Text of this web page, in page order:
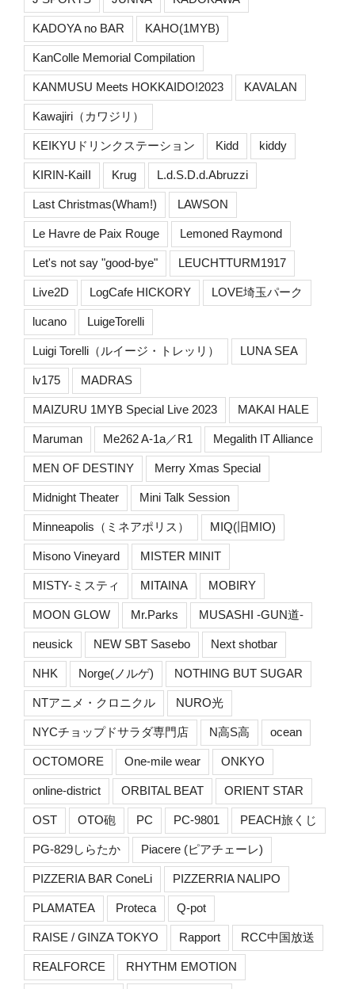
KADOYA no BAR KAHO(1MYB)
KanColle Memorial Compilation
KANMUSU Meets HOKKAIDO!2023 KAVALAN
Kawajiri（カワジリ）
KEIKYUドリンクステーション Kidd kiddy
KIRIN-KaiII Krug L.d.S.D.d.Abruzzi
Last Christmas(Wham!) LAWSON
Le Havre de Paix Rouge Lemoned Raymond
Let's not say "good-bye" LEUCHTTURM1917
Live2D LogCafe HICKORY LOVE埼玉パーク
lucano LuigeTorelli
Luigi Torelli（ルイージ・トレッリ） LUNA SEA
lv175 MADRAS
MAIZURU 1MYB Special Live 2023 MAKAI HALE
Maruman Me262 A-1a／R1 Megalith IT Alliance
MEN OF DESTINY Merry Xmas Special
Midnight Theater Mini Talk Session
Minneapolis（ミネアポリス） MIQ(旧MIO)
Misono Vineyard MISTER MINIT
MISTY-ミスティ MITAINA MOBIRY
MOON GLOW Mr.Parks MUSASHI -GUN道-
neusick NEW SBT Sasebo Next shotbar
NHK Norge(ノルゲ) NOTHING BUT SUGAR
NTアニメ・クロニクル NURO光
NYCチョップドサラダ専門店 N高S高 ocean
OCTOMORE One-mile wear ONKYO
online-district ORBITAL BEAT ORIENT STAR
OST OTO砲 PC PC-9801 PEACH旅くじ
PG-829しらたか Piacere (ピアチェーレ)
PIZZERIA BAR ConeLi PIZZERRIA NALIPO
PLAMATEA Proteca Q-pot
RAISE / GINZA TOKYO Rapport RCC中国放送
REALFORCE RHYTHM EMOTION